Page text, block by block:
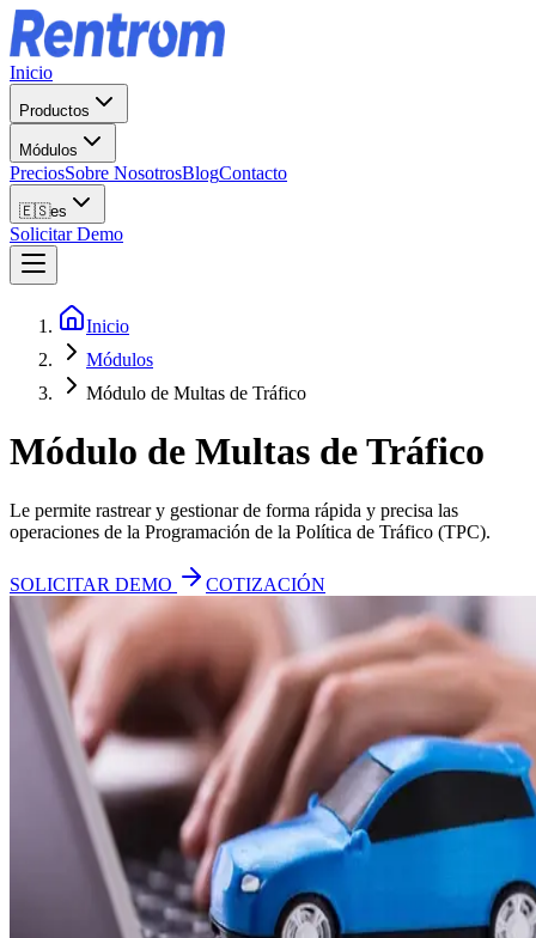
Inicio
Productos
Módulos
PreciosSobre NosotrosBlogContacto
🇪🇸es
Solicitar Demo
Inicio
Módulos
Módulo de Multas de Tráfico
Módulo de Multas de Tráfico
Le permite rastrear y gestionar de forma rápida y precisa las
operaciones de la Programación de la Política de Tráfico (TPC).
SOLICITAR DEMO COTIZACIÓN